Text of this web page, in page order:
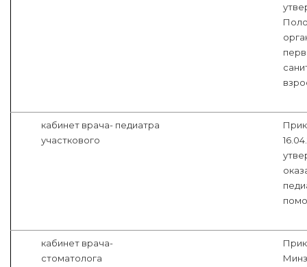
кабинет врача- педиатра
участкового
кабинет врача-
стоматолога